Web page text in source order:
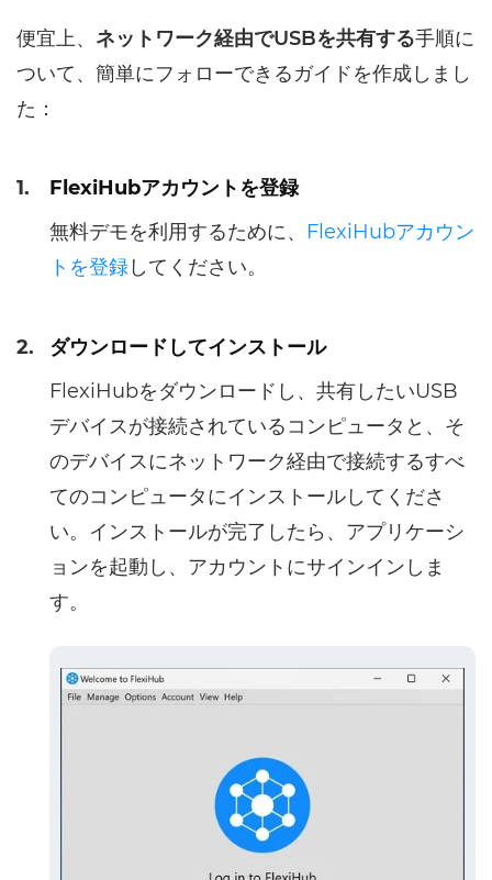
便宜上、 ネットワーク経由でUSBを共有する手順に
ついて、簡単にフォローできるガイドを作成しまし
た：
1.
FlexiHubアカウントを登録
無料デモを利用するために、 FlexiHubアカウン
トを登録してください。
2.
ダウンロードしてインストール
FlexiHubをダウンロードし、共有したいUSB
デバイスが接続されているコンピュータと、そ
のデバイスにネットワーク経由で接続するすべ
てのコンピュータにインストールしてくださ
い。インストールが完了したら、アプリケーシ
ョンを起動し、アカウントにサインインしま
す。